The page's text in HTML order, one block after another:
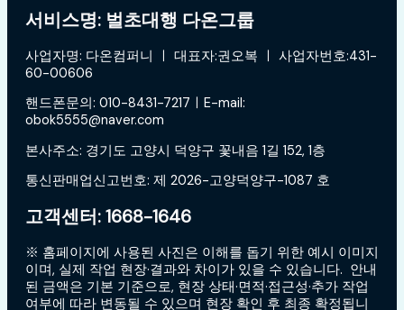
서비스명: 벌초대행 다온그룹
사업자명: 다온컴퍼니 ㅣ 대표자:권오복 ㅣ 사업자번호:431-
60-00606
핸드폰문의: 010-8431-7217ㅣE-mail:
obok5555@naver.com
본사주소: 경기도 고양시 덕양구 꽃내음 1길 152, 1층
통신판매업신고번호: 제 2026-고양덕양구-1087 호
고객센터: 1668-1646
※ 홈페이지에 사용된 사진은 이해를 돕기 위한 예시 이미지
이며, 실제 작업 현장·결과와 차이가 있을 수 있습니다. 안내
된 금액은 기본 기준으로, 현장 상태·면적·접근성·추가 작업
여부에 따라 변동될 수 있으며 현장 확인 후 최종 확정됩니